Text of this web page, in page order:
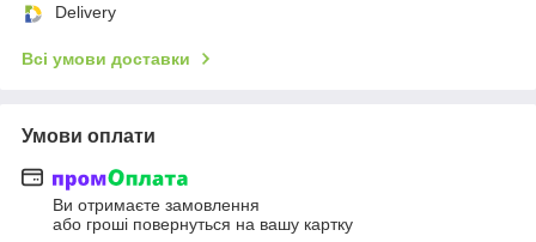
Delivery
Всі умови доставки
Умови оплати
Ви отримаєте замовлення
або гроші повернуться на вашу картку